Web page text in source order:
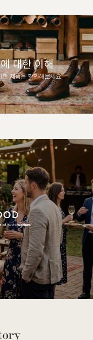
대한 이해
제품을 확인해보세요.